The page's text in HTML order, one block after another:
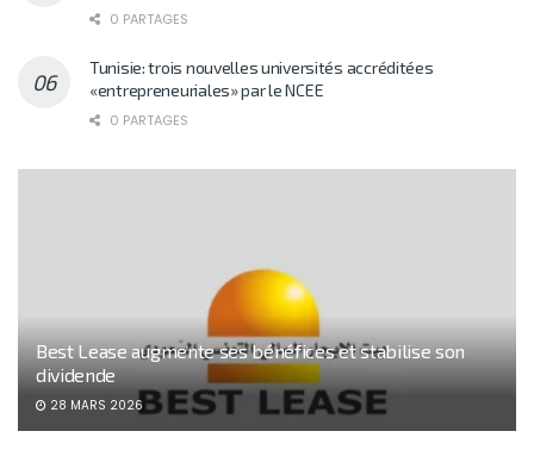
0 PARTAGES
Tunisie: trois nouvelles universités accréditées
«entrepreneuriales» par le NCEE
0 PARTAGES
Best Lease augmente ses bénéfices et stabilise son
dividende
28 MARS 2026